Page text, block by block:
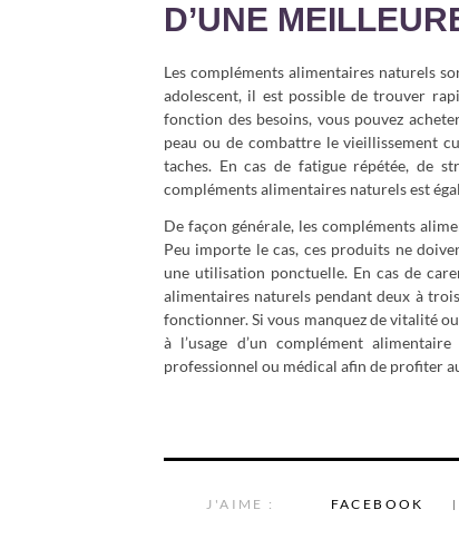
D’UNE
Les compléments alimentaires naturels
adolescent, il est possible de trouver
fonction des besoins, vous pouvez
peau ou de combattre le vieillissement
taches. En cas de fatigue répétée, de
compléments alimentaires naturels est
De façon générale, les compléments
Peu importe le cas, ces produits ne
une utilisation ponctuelle. En cas de
alimentaires naturels pendant deux à
fonctionner. Si vous manquez de vitalité
à l’usage d’un complément
professionnel ou médical afin de profiter
J'AIME : FACEBOOK